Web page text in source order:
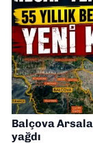
Balçova
yağdı